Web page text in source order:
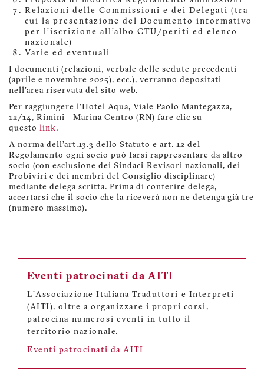
Relazioni delle Commissioni e dei Delegati (tra
cui la presentazione del Documento informativo
per l’iscrizione all’albo CTU/periti ed elenco
nazionale)
Varie ed eventuali
I documenti (relazioni, verbale delle sedute precedenti
(aprile e novembre 2025), ecc.), verranno depositati
nell’area riservata del sito web.
Per raggiungere l'Hotel Aqua, Viale Paolo Mantegazza,
12/14, Rimini - Marina Centro (RN) fare clic su
questo link.
A norma dell’art.13.3 dello Statuto e art. 12 del
Regolamento ogni socio può farsi rappresentare da altro
socio (con esclusione dei Sindaci-Revisori nazionali, dei
Probiviri e dei membri del Consiglio disciplinare)
mediante delega scritta. Prima di conferire delega,
accertarsi che il socio che la riceverà non ne detenga già tre
(numero massimo).
Eventi patrocinati da AITI
L'Associazione Italiana Traduttori e Interpreti
(AITI), oltre a organizzare i propri corsi,
patrocina numerosi eventi in tutto il
territorio nazionale.
Eventi patrocinati da AITI